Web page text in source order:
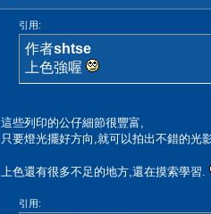
引用:
作者shtse
上色強喔
這些列印的公仔細節很豐富,
只要燈光擺好方向,就可以拍出不錯的光
上色還有很多不足的地方,還在摸索學習.
引用: